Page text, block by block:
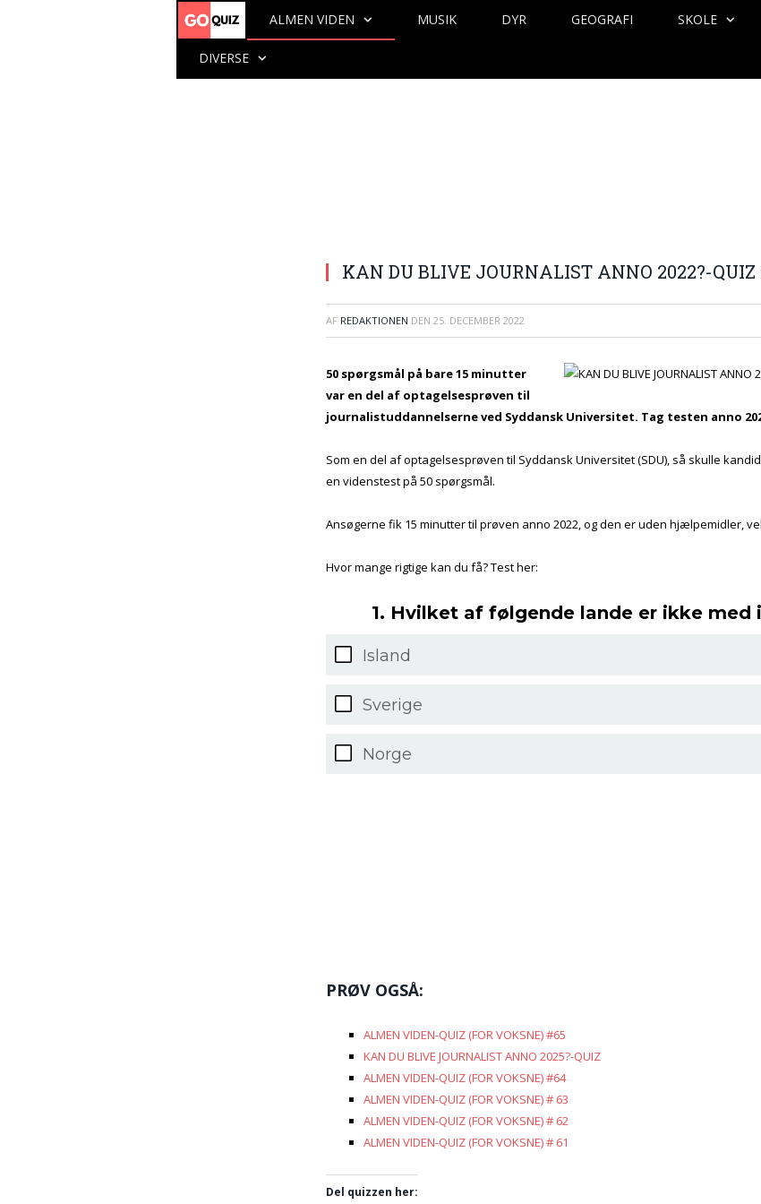
ALMEN VIDEN MUSIK DYR GEOGRAFI SKOLE
DIVERSE
KAN DU BLIVE JOURNALIST ANNO 2022?-QUIZ
AF REDAKTIONEN DEN 25. DECEMBER 2022
50 spørgsmål på bare 15 minutter
var en del af optagelsesprøven til
journalistuddannelserne ved Syddansk Universitet. Tag testen anno
Som en del af optagelsesprøven til Syddansk Universitet (SDU), så skulle
en videnstest på 50 spørgsmål.
Ansøgerne fik 15 minutter til prøven anno 2022, og den er uden hjælpemidler,
Hvor mange rigtige kan du få? Test her:
1. Hvilket af følgende lande er ikke med i
Island
Sverige
Norge
PRØV OGSÅ:
ALMEN VIDEN-QUIZ (FOR VOKSNE) #65
KAN DU BLIVE JOURNALIST ANNO 2025?-QUIZ
ALMEN VIDEN-QUIZ (FOR VOKSNE) #64
ALMEN VIDEN-QUIZ (FOR VOKSNE) # 63
ALMEN VIDEN-QUIZ (FOR VOKSNE) # 62
ALMEN VIDEN-QUIZ (FOR VOKSNE) # 61
Del quizzen her: